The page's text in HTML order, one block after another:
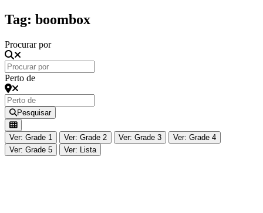
Tag: boombox
Procurar por
Perto de
Pesquisar
Ver: Grade 1 Ver: Grade 2 Ver: Grade 3
Ver: Grade 4
Ver: Grade 5
Ver: Lista